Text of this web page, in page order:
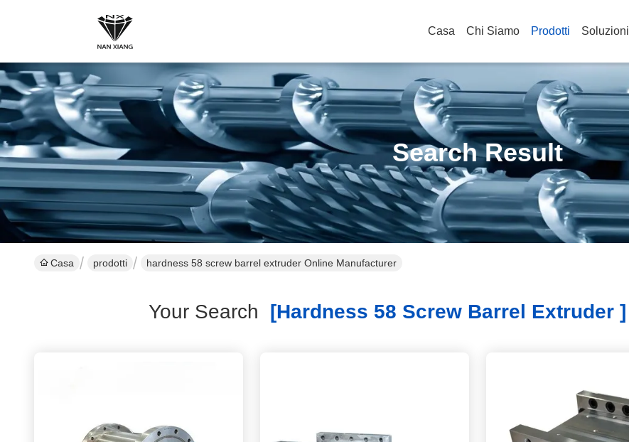
Casa Chi Siamo Prodotti Soluzioni
Search Result
Casa prodotti hardness 58 screw barrel extruder Online Manufacturer
Your Search [hardness 58 Screw Barrel Extruder ]